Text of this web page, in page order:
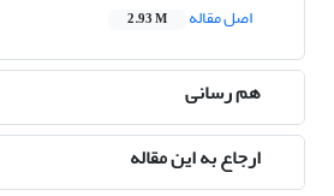
اصل مقاله
2.93 M
هم رسانی
ارجاع به این مقاله